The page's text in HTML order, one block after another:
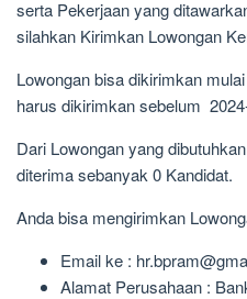
serta Pekerjaan yang
silahkan Kirimkan Lowongan
Lowongan bisa dikirimkan
harus dikirimkan sebelum
Dari Lowongan yang
diterima sebanyak 0 Kandidat.
Anda bisa mengirimkan
Email ke :
Alamat Perusahaan :